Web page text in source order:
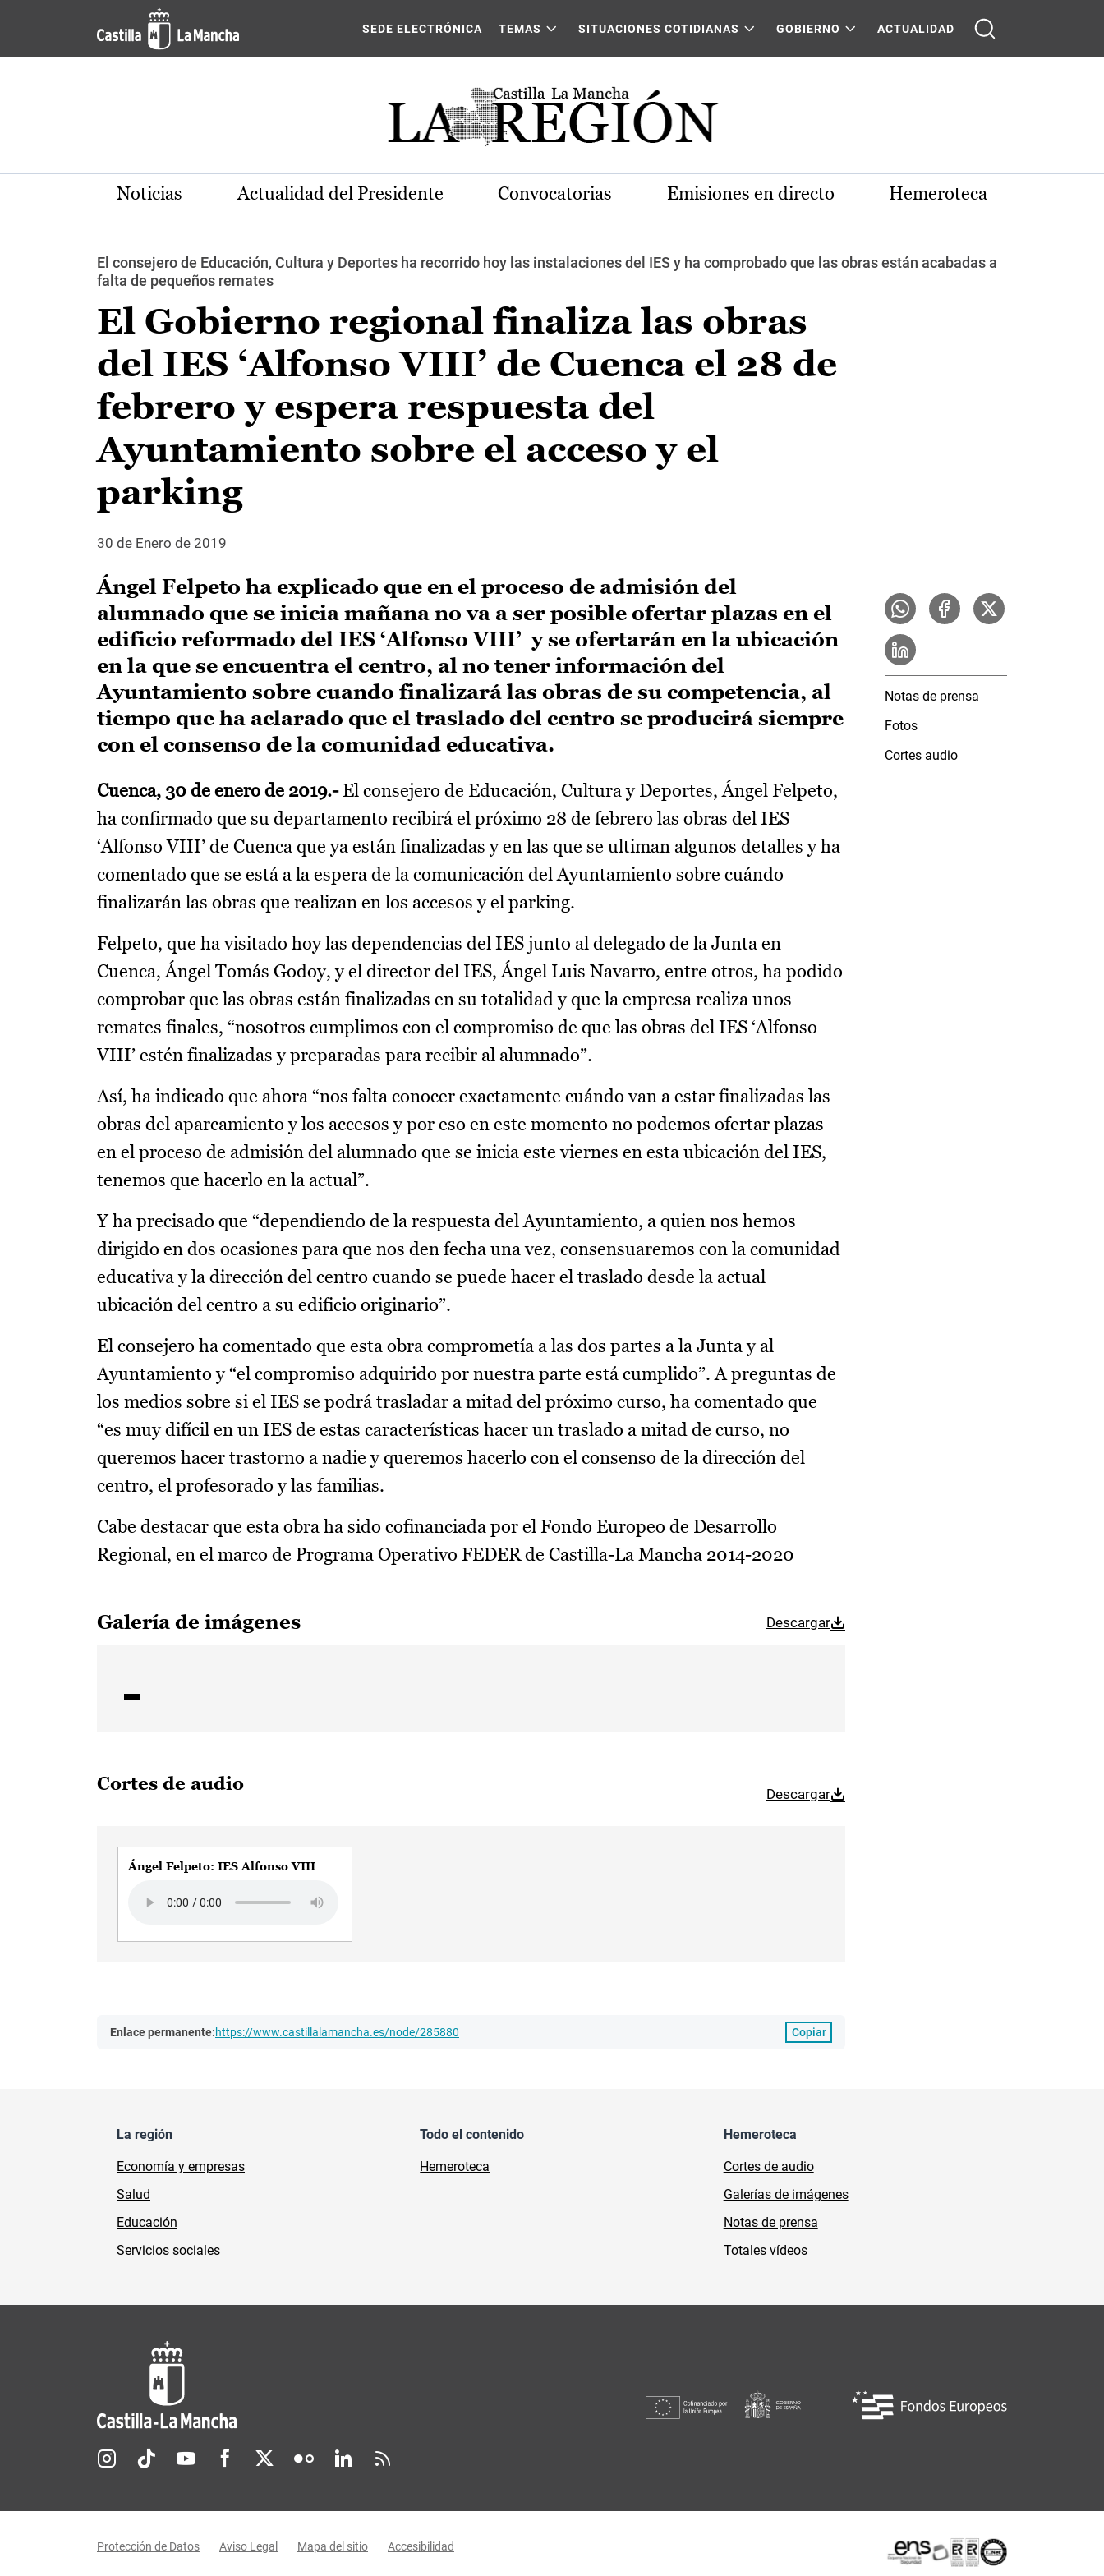
Pasar al contenido principal
SEDE ELECTRÓNICA TEMAS SITUACIONES COTIDIANAS GOBIERNO ACTUALIDAD
Noticias Actualidad del Presidente Convocatorias Emisiones en directo Hemeroteca
El consejero de Educación, Cultura y Deportes ha recorrido hoy las instalaciones del IES y ha comprobado que las obras están acabadas a
falta de pequeños remates
El Gobierno regional finaliza las obras
del IES ‘Alfonso VIII’ de Cuenca el 28 de
febrero y espera respuesta del
Ayuntamiento sobre el acceso y el
parking
30 de Enero de 2019
Ángel Felpeto ha explicado que en el proceso de admisión del
alumnado que se inicia mañana no va a ser posible ofertar plazas en el
edificio reformado del IES ‘Alfonso VIII’ y se ofertarán en la ubicación
en la que se encuentra el centro, al no tener información del
Ayuntamiento sobre cuando finalizará las obras de su competencia, al
tiempo que ha aclarado que el traslado del centro se producirá siempre
con el consenso de la comunidad educativa.
Cuenca, 30 de enero de 2019.- El consejero de Educación, Cultura y Deportes, Ángel Felpeto,
ha confirmado que su departamento recibirá el próximo 28 de febrero las obras del IES
‘Alfonso VIII’ de Cuenca que ya están finalizadas y en las que se ultiman algunos detalles y ha
comentado que se está a la espera de la comunicación del Ayuntamiento sobre cuándo
finalizarán las obras que realizan en los accesos y el parking.
Felpeto, que ha visitado hoy las dependencias del IES junto al delegado de la Junta en
Cuenca, Ángel Tomás Godoy, y el director del IES, Ángel Luis Navarro, entre otros, ha podido
comprobar que las obras están finalizadas en su totalidad y que la empresa realiza unos
remates finales, “nosotros cumplimos con el compromiso de que las obras del IES ‘Alfonso
VIII’ estén finalizadas y preparadas para recibir al alumnado”.
Así, ha indicado que ahora “nos falta conocer exactamente cuándo van a estar finalizadas las
obras del aparcamiento y los accesos y por eso en este momento no podemos ofertar plazas
en el proceso de admisión del alumnado que se inicia este viernes en esta ubicación del IES,
tenemos que hacerlo en la actual”.
Y ha precisado que “dependiendo de la respuesta del Ayuntamiento, a quien nos hemos
dirigido en dos ocasiones para que nos den fecha una vez, consensuaremos con la comunidad
educativa y la dirección del centro cuando se puede hacer el traslado desde la actual
ubicación del centro a su edificio originario”.
El consejero ha comentado que esta obra comprometía a las dos partes a la Junta y al
Ayuntamiento y “el compromiso adquirido por nuestra parte está cumplido”. A preguntas de
los medios sobre si el IES se podrá trasladar a mitad del próximo curso, ha comentado que
“es muy difícil en un IES de estas características hacer un traslado a mitad de curso, no
queremos hacer trastorno a nadie y queremos hacerlo con el consenso de la dirección del
centro, el profesorado y las familias.
Cabe destacar que esta obra ha sido cofinanciada por el Fondo Europeo de Desarrollo
Regional, en el marco de Programa Operativo FEDER de Castilla-La Mancha 2014-2020
Galería de imágenes Descargar
Cortes de audio Descargar
Ángel Felpeto: IES Alfonso VIII
Enlace permanente:https://www.castillalamancha.es/node/285880 Copiar
Notas de prensa
Fotos
Cortes audio
La región
Economía y empresas
Salud
Educación
Servicios sociales
Todo el contenido
Hemeroteca
Hemeroteca
Cortes de audio
Galerías de imágenes
Notas de prensa
Totales vídeos
Redes sociales JCCM
Protección de Datos Aviso Legal Mapa del sitio Accesibilidad Certificaciones